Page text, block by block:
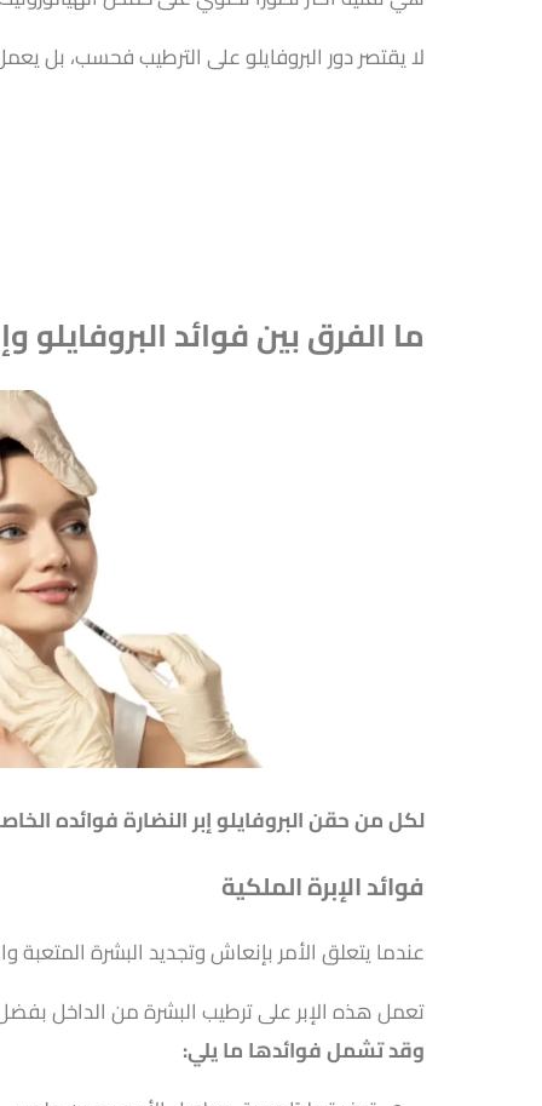
لا يقتصر دور البروفايلو على الترطيب فحسب، بل
ما الفرق بين فوائد البروفايلو
لكل من حقن البروفايلو إبر النضارة فوائده
فوائد الإبرة الملكية
عندما يتعلق الأمر بإنعاش وتجديد البشرة المتعبة
تعمل هذه الإبر على ترطيب البشرة من الداخل
وقد تشمل فوائدها ما يلي: